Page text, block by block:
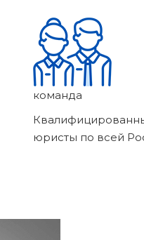
команда
юристы по всей